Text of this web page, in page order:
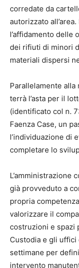
corredate da
autorizzato
l’affidamento delle
dei rifiuti di minori
materiali dispersi
Parallelamente alla
terrà l’asta per il
(identificato col n.
Faenza Case, un
l’individuazione di
completare lo
L’amministrazione
già provveduto a
propria
valorizzare il
costruzioni e spazi
Custodia e gli
settimane per
intervento